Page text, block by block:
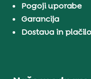
Pogoji uporabe
Garancija
Dostava in plačilo